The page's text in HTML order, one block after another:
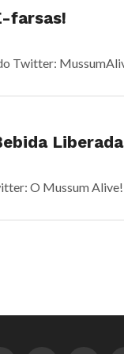
farsas!
Twitter:
Liberada
O Mussum Alive!